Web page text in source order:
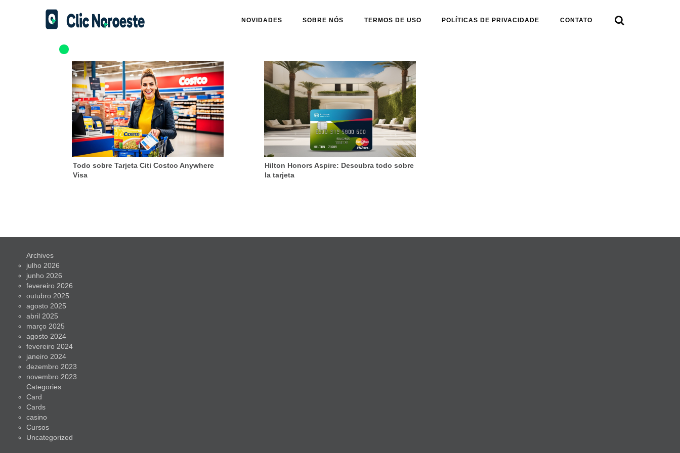
NOVIDADES SOBRE NÓS TERMOS DE USO POLÍTICAS DE PRIVACIDADE CONTATO 
Todo sobre Tarjeta Citi Costco Anywhere
Visa
Hilton Honors Aspire: Descubra todo sobre
la tarjeta
Archives
julho 2026
junho 2026
fevereiro 2026
outubro 2025
agosto 2025
abril 2025
março 2025
agosto 2024
fevereiro 2024
janeiro 2024
dezembro 2023
novembro 2023
Categories
Card
Cards
casino
Cursos
Uncategorized